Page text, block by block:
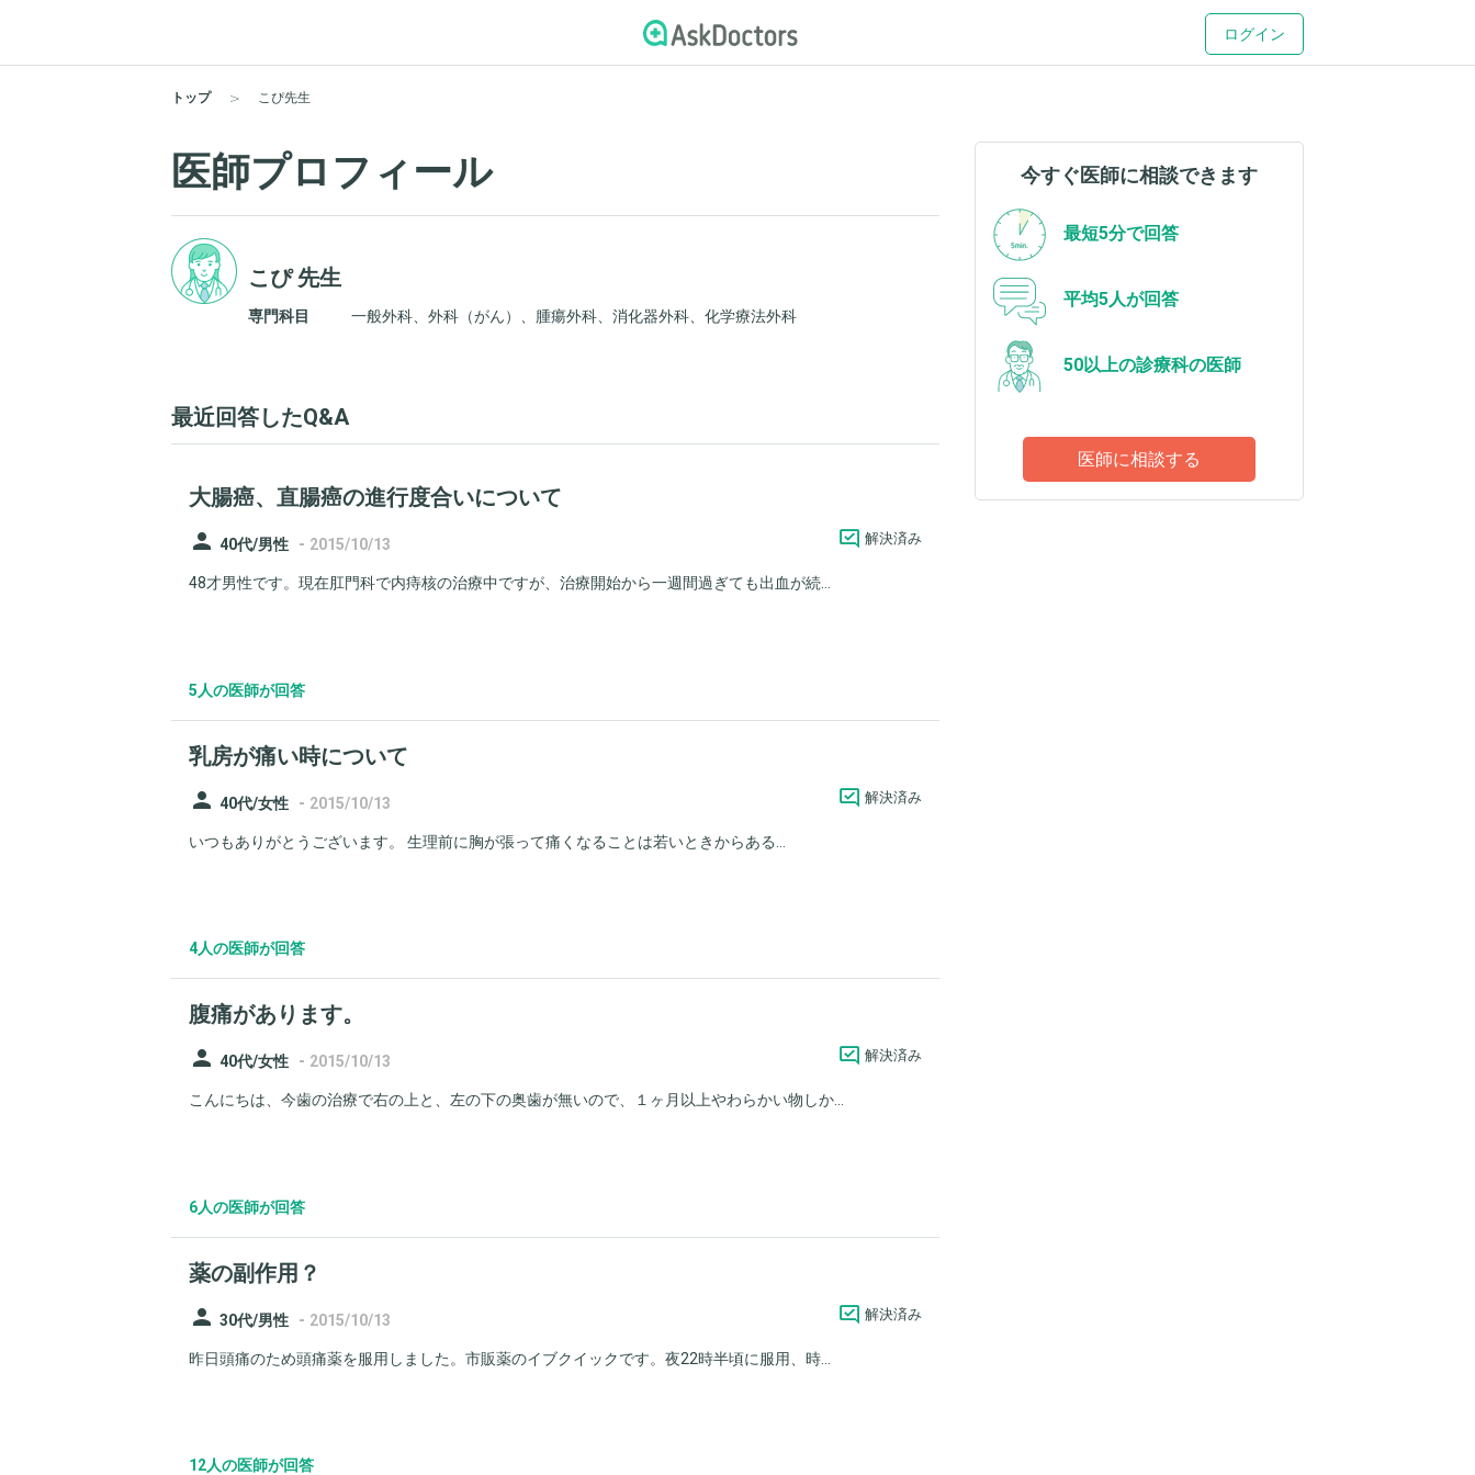
ログイン
トップ こぴ先生
医師プロフィール
こぴ 先生
専門科目 一般外科、外科（がん）、腫瘍外科、消化器外科、化学療法外科
最近回答したQ&A
大腸癌、直腸癌の進行度合いについて
person 40代/男性 - 2015/10/13 解決済み
48才男性です。現在肛門科で内痔核の治療中ですが、治療開始から一週間過ぎても出血が続...
5人の医師が回答
乳房が痛い時について
person 40代/女性 - 2015/10/13 解決済み
いつもありがとうございます。 生理前に胸が張って痛くなることは若いときからある...
4人の医師が回答
腹痛があります。
person 40代/女性 - 2015/10/13 解決済み
こんにちは、今歯の治療で右の上と、左の下の奥歯が無いので、１ヶ月以上やわらかい物しか...
6人の医師が回答
薬の副作用？
person 30代/男性 - 2015/10/13 解決済み
昨日頭痛のため頭痛薬を服用しました。市販薬のイブクイックです。夜22時半頃に服用、時...
12人の医師が回答
今すぐ医師に相談できます
最短5分で回答
平均5人が回答
50以上の診療科の医師
医師に相談する